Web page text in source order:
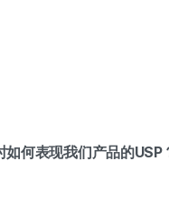
如何表现我们产品的